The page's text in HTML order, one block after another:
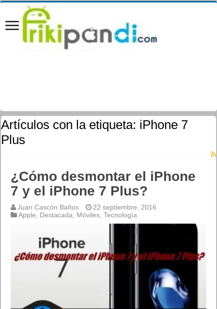
Artículos con la etiqueta: iPhone 7
Plus
¿Cómo desmontar el iPhone
7 y el iPhone 7 Plus?
Juan Cascón Baños
22 septiembre, 2016
Apple
Destacada Móviles ,Tecnología